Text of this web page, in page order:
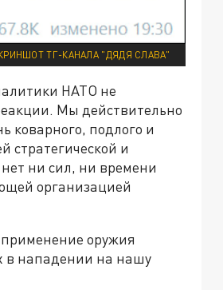
ТГ-КАНАЛА "ДЯДЯ СЛАВА"
НАТО не
Мы действительно
коварного, подлого и
стратегической и
ни сил, ни времени
организацией
применение оружия
в нападении на нашу